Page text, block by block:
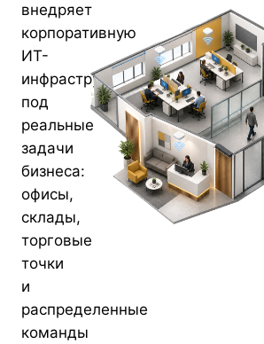
внедряет
корпоративную
ИТ-
инфраструктуру
под
реальные
задачи
бизнеса:
офисы,
склады,
торговые
точки
и
распределенные
команды